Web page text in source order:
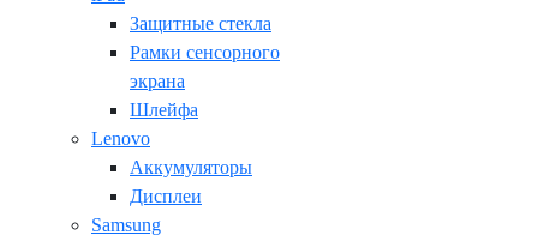
Защитные стекла
Рамки сенсорного
экрана
Шлейфа
Lenovo
Аккумуляторы
Дисплеи
Samsung